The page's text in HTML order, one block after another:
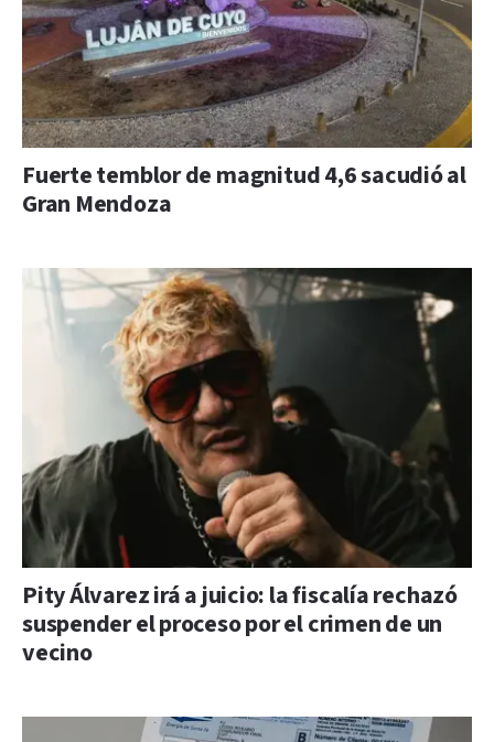
Fuerte temblor de magnitud 4,6 sacudió al
Gran Mendoza
Pity Álvarez irá a juicio: la fiscalía rechazó
suspender el proceso por el crimen de un
vecino